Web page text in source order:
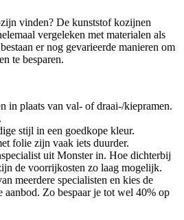
vinden? De kunststof kozijnen
vergeleken met materialen als
er nog gevarieerde manieren om
te besparen.
in plaats van val- of draai-/kiepramen.
stijl in een goedkope kleur.
folie zijn vaak iets duurder.
uit Monster in. Hoe dichterbij
de voorrijkosten zo laag mogelijk.
meerdere specialisten en kies de
aanbod. Zo bespaar je tot wel 40% op